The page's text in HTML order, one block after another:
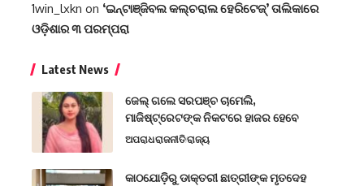
1win_lxkn on ‘ଇନ୍‌ଟାଞ୍ଜିବଲ କଲ୍‌ଚରାଲ ହେରିଟେଜ୍‌’ ତାଲିକାରେ
ଓଡ଼ିଶାର ୩ ପରମ୍ପରା
Latest News
ଜେଲ୍ ଗଲେ ସରପଞ୍ଚ ଚାମେଲି,
ମାଜିଷ୍ଟ୍ରେଟଙ୍କ ନିକଟରେ ହାଜର ହେବେ
ଅପରାଧରାଜନୀତିରାଜ୍ୟ
କାଠଯୋଡ଼ିରୁ ଡାକ୍ତରୀ ଛାତ୍ରୀଙ୍କ ମୃତଦେହ